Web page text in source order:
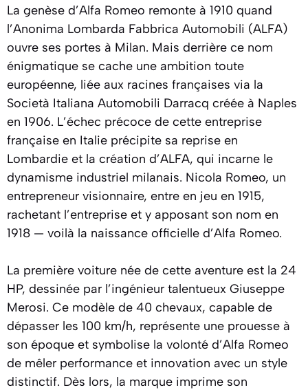
La genèse d’Alfa Romeo remonte à 1910 quand
l’Anonima Lombarda Fabbrica Automobili (ALFA)
ouvre ses portes à Milan. Mais derrière ce nom
énigmatique se cache une ambition toute
européenne, liée aux racines françaises via la
Società Italiana Automobili Darracq créée à Naples
en 1906. L’échec précoce de cette entreprise
française en Italie précipite sa reprise en
Lombardie et la création d’ALFA, qui incarne le
dynamisme industriel milanais. Nicola Romeo, un
entrepreneur visionnaire, entre en jeu en 1915,
rachetant l’entreprise et y apposant son nom en
1918 — voilà la naissance officielle d’Alfa Romeo.
La première voiture née de cette aventure est la 24
HP, dessinée par l’ingénieur talentueux Giuseppe
Merosi. Ce modèle de 40 chevaux, capable de
dépasser les 100 km/h, représente une prouesse à
son époque et symbolise la volonté d’Alfa Romeo
de mêler performance et innovation avec un style
distinctif. Dès lors, la marque imprime son